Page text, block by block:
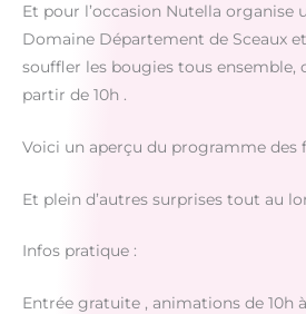
Et pour l’occasion Nutella organise
Domaine Département de Sceaux
souffler les bougies tous ensemble,
partir de 10h .
Voici un aperçu du programme des
Et plein d’autres surprises tout au
Infos pratique :
Entrée gratuite , animations de 10h